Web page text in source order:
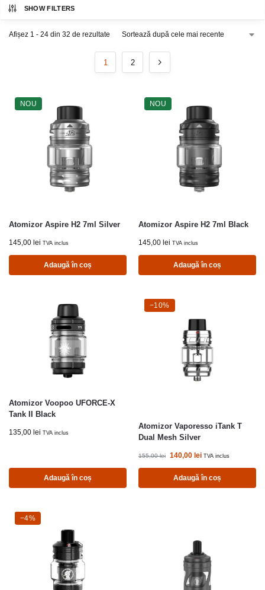
SHOW FILTERS
Afișez 1 - 24 din 32 de rezultate
1 2
NOU
Atomizor Aspire H2 7ml Silver
145,00 lei TVA inclus
Adaugă în coș
NOU
Atomizor Aspire H2 7ml Black
145,00 lei TVA inclus
Adaugă în coș
Atomizor Voopoo UFORCE-X
Tank II Black
135,00 lei TVA inclus
Adaugă în coș
-10%
−10%
Atomizor Vaporesso iTank T
Dual Mesh Silver
155,00lei 140,00 lei TVA inclus
Adaugă în coș
-4%
−4%